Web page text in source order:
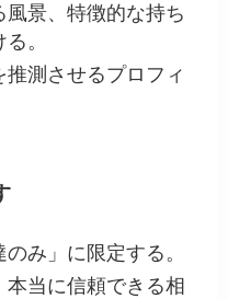
景、特徴的な持ち
。
測させるプロフィ
み」に限定する。
当に信頼できる相